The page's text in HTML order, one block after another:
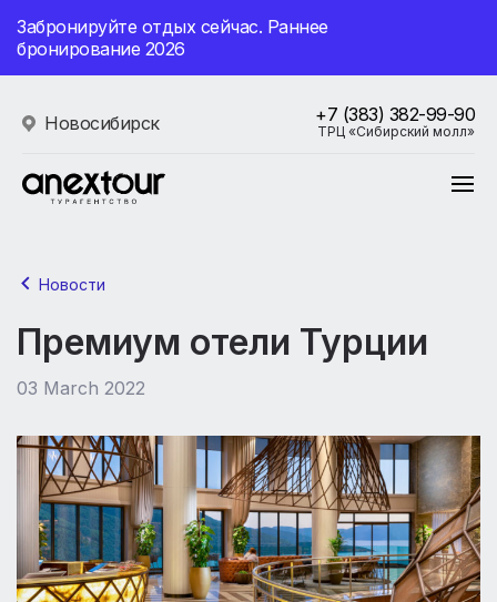
Забронируйте отдых сейчас. Раннее
бронирование 2026
Новосибирск +7 (383) 382-99-90
ТРЦ «Сибирский молл»
Новости
Премиум отели Турции
03 March 2022